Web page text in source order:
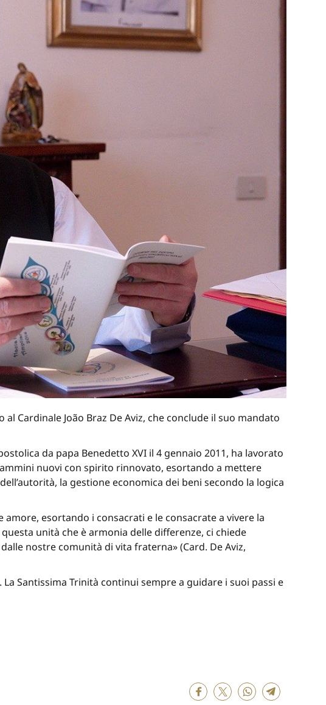
Cardinale João Braz De Aviz, che conclude il suo mandato
da papa Benedetto XVI il 4 gennaio 2011, ha lavorato
nuovi con spirito rinnovato, esortando a mettere
la gestione economica dei beni secondo la logica
esortando i consacrati e le consacrate a vivere la
unità che è armonia delle differenze, ci chiede
nostre comunità di vita fraterna» (Card. De Aviz,
Santissima Trinità continui sempre a guidare i suoi passi e